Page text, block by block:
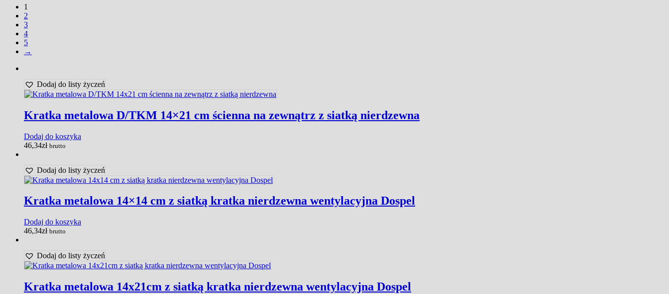
1
2
3
4
5
→
Dodaj do listy życzeń
Kratka metalowa D/TKM 14×21 cm ścienna na zewnątrz z siatką nierdzewna
Dodaj do koszyka
46,34zł brutto
Dodaj do listy życzeń
Kratka metalowa 14×14 cm z siatką kratka nierdzewna wentylacyjna Dospel
Dodaj do koszyka
46,34zł brutto
Dodaj do listy życzeń
Kratka metalowa 14x21cm z siatką kratka nierdzewna wentylacyjna Dospel